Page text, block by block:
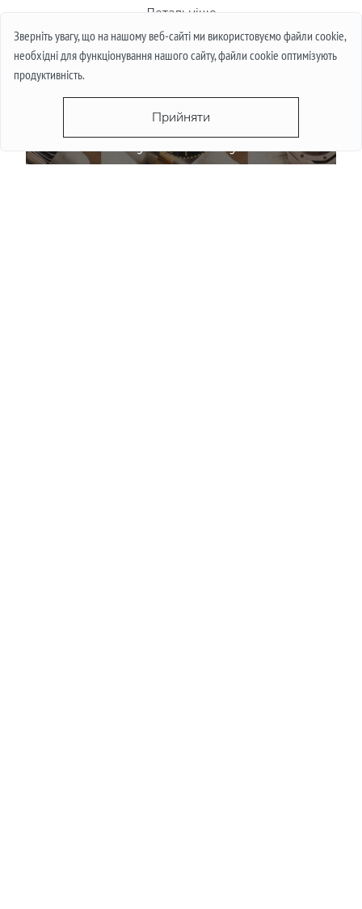
Зверніть увагу, що на нашому веб-сайті ми використовуємо файли cookie,
необхідні для функціонування нашого сайту, файли cookie оптимізують
продуктивність.
Прийняти
Детальніше